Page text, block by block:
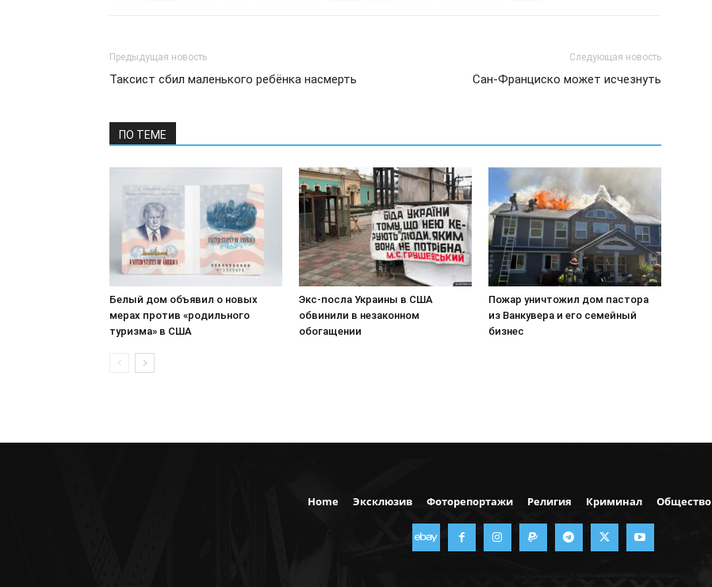
Предыдущая новость
Таксист сбил маленького ребёнка насмерть
Следующая новость
Сан-Франциско может исчезнуть
ПО ТЕМЕ
Белый дом объявил о новых
мерах против «родильного
туризма» в США
Экс-посла Украины в США
обвинили в незаконном
обогащении
Пожар уничтожил дом пастора
из Ванкувера и его семейный
бизнес
Home Эксклюзив Фоторепортажи Религия Криминал Общество